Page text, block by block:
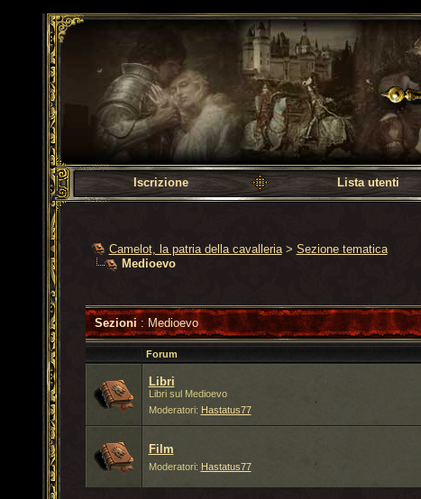
Camelot, la patria della
Iscrizione Lista utenti
Camelot, la patria della cavalleria > Sezione tematica
Medioevo
Sezioni: Medioevo
Forum
Libri
Libri sul Medioevo
Moderatori: Hastatus77
Film
Moderatori: Hastatus77